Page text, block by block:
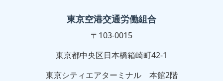
東京空港交通労働組合
〒103-0015
東京都中央区日本橋箱崎町42-1
東京シティエアターミナル 本館2階